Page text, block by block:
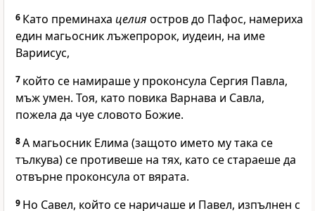
6 Като преминаха целия остров до Пафос, намериха
един магьосник лъжепророк, иудеин, на име
Вариисус,
7 който се намираше у проконсула Сергия Павла,
мъж умен. Тоя, като повика Варнава и Савла,
пожела да чуе словото Божие.
8А магьосник Елима (защото името му така се
тълкува) се противеше на тях, като се стараеше да
отвърне проконсула от вярата.
9 Но Савел, който се наричаше и Павел, изпълнен с